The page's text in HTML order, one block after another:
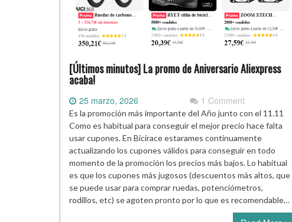
[Últimos minutos] La promo de Aniversario Aliexpress
acaba!
25 marzo, 2026 1 Comment
Es la promoción más importante del Año junto con el 11.11
Como es habitual para conseguir el mejor precio hace falta
usar cupones. En Bicirace estarames continuamente
actualizando los cupones válidos para conseguir en todo
momento de la promoción los precios más bajos. Lo habitual
es que los cupones más jugosos (descuentos más altos, que
se puede usar para comprar ruedas, potenciómetros,
rodillos, etc) se agoten pronto por lo que es recomendable…